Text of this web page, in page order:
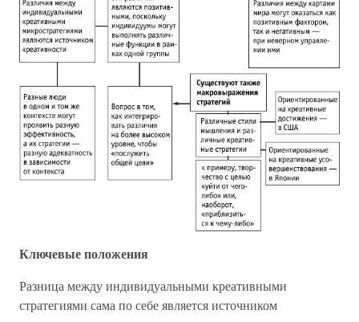
Ключевые положения
Разница между индивидуальными креативными
стратегиями сама по себе является источником